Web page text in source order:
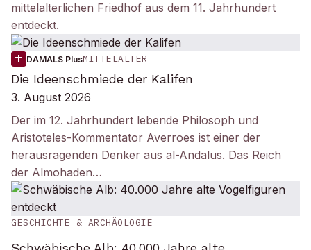
mittelalterlichen Friedhof aus dem 11. Jahrhundert
entdeckt.
DAMALS PlusMITTELALTER
Die Ideenschmiede der Kalifen
3. August 2026
Der im 12. Jahrhundert lebende Philosoph und
Aristoteles-Kommentator Averroes ist einer der
herausragenden Denker aus al-Andalus. Das Reich
der Almohaden…
GESCHICHTE & ARCHÄOLOGIE